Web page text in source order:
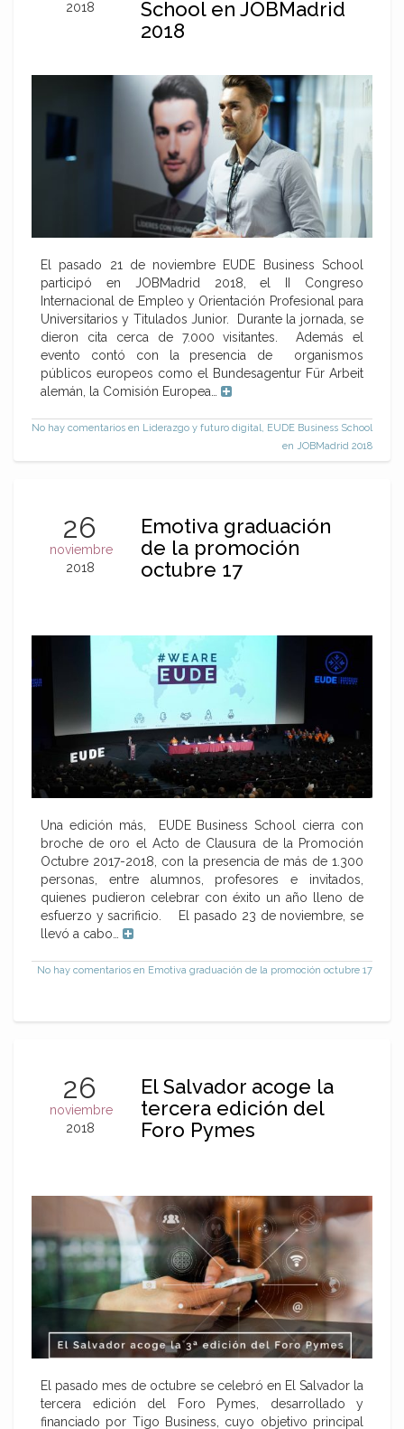
2018
School en JOBMadrid
2018
El pasado 21 de noviembre EUDE Business School
participó en JOBMadrid 2018, el II Congreso
Internacional de Empleo y Orientación Profesional para
Universitarios y Titulados Junior. Durante la jornada, se
dieron cita cerca de 7.000 visitantes. Además el
evento contó con la presencia de organismos
públicos europeos como el Bundesagentur Für Arbeit
alemán, la Comisión Europea…
No hay comentarios en Liderazgo y futuro digital, EUDE Business School
en JOBMadrid 2018
26
noviembre
2018
Emotiva graduación
de la promoción
octubre 17
Una edición más, EUDE Business School cierra con
broche de oro el Acto de Clausura de la Promoción
Octubre 2017-2018, con la presencia de más de 1.300
personas, entre alumnos, profesores e invitados,
quienes pudieron celebrar con éxito un año lleno de
esfuerzo y sacrificio. El pasado 23 de noviembre, se
llevó a cabo…
No hay comentarios en Emotiva graduación de la promoción octubre 17
26
noviembre
2018
El Salvador acoge la
tercera edición del
Foro Pymes
El pasado mes de octubre se celebró en El Salvador la
tercera edición del Foro Pymes, desarrollado y
financiado por Tigo Business, cuyo objetivo principal